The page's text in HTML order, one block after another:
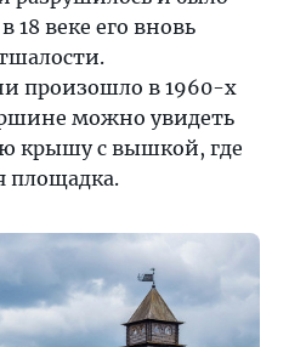
18 веке его вновь
произошло в 1960-х
можно увидеть
крышу с вышкой, где
площадка.